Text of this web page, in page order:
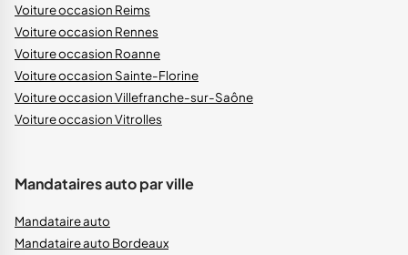
Voiture occasion Reims
Voiture occasion Rennes
Voiture occasion Roanne
Voiture occasion Sainte-Florine
Voiture occasion Villefranche-sur-Saône
Voiture occasion Vitrolles
Mandataires auto par ville
Mandataire auto
Mandataire auto Bordeaux